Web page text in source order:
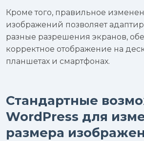
Кроме того, правильное
изображений позволяет
разные разрешения экранов,
корректное отображение на
планшетах и смартфонах.
Стандартные
WordPress для
размера